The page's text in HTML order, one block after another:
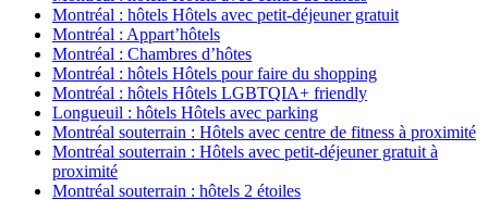
Montréal : hôtels Hôtels avec petit-déjeuner gratuit
Montréal : Appart’hôtels
Montréal : Chambres d’hôtes
Montréal : hôtels Hôtels pour faire du shopping
Montréal : hôtels Hôtels LGBTQIA+ friendly
Longueuil : hôtels Hôtels avec parking
Montréal souterrain : Hôtels avec centre de fitness à proximité
Montréal souterrain : Hôtels avec petit-déjeuner gratuit à
proximité
Montréal souterrain : hôtels 2 étoiles